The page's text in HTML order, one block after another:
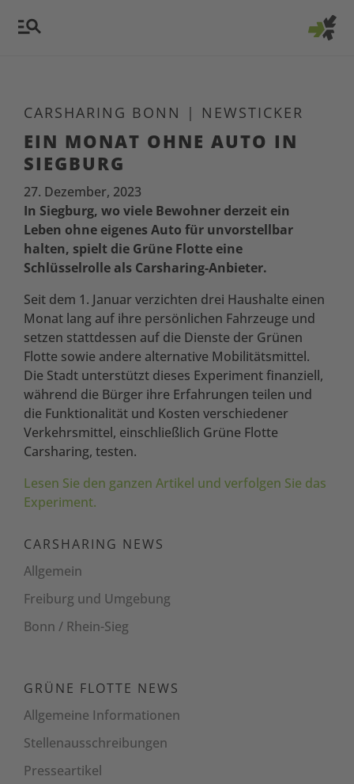
CARSHARING BONN | NEWSTICKER
EIN MONAT OHNE AUTO IN
SIEGBURG
27. Dezember, 2023
In Siegburg, wo viele Bewohner derzeit ein
Leben ohne eigenes Auto für unvorstellbar
halten, spielt die Grüne Flotte eine
Schlüsselrolle als Carsharing-Anbieter.
Seit dem 1. Januar verzichten drei Haushalte einen
Monat lang auf ihre persönlichen Fahrzeuge und
setzen stattdessen auf die Dienste der Grünen
Flotte sowie andere alternative Mobilitätsmittel.
Die Stadt unterstützt dieses Experiment finanziell,
während die Bürger ihre Erfahrungen teilen und
die Funktionalität und Kosten verschiedener
Verkehrsmittel, einschließlich Grüne Flotte
Carsharing, testen.
Lesen Sie den ganzen Artikel und verfolgen Sie das
Experiment.
CARSHARING NEWS
Allgemein
Freiburg und Umgebung
Bonn / Rhein-Sieg
GRÜNE FLOTTE NEWS
Allgemeine Informationen
Stellenaus­schreibungen
Presseartikel